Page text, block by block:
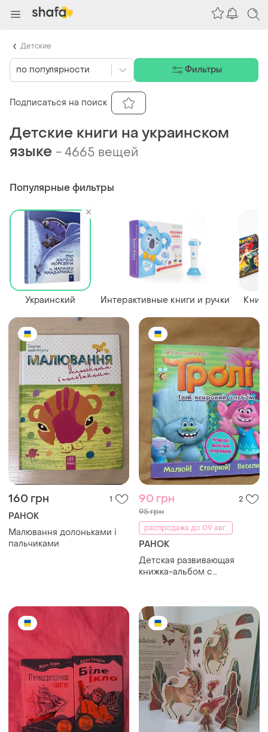
Детские книги на украинском
языке -4665 вещей
160 грн 1
РАНОК
Малювання долоньками і
пальчиками
90 грн 2
95 грн
распродажа до 09 авг.
РАНОК
Детская развивающая
книжка-альбом с
издательства «утрошек» по
мотивам мультфильма
dreamworks «троли»
Популярные фильтры
Украинский Интерактивные книги и ручки
по популярности Фильтры
Подписаться на поиск
Детские